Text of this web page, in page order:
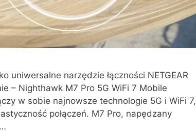
uniwersalne narzędzie łączności NETGEAR
– Nighthawk M7 Pro 5G WiFi 7 Mobile
w sobie najnowsze technologie 5G i WiFi 7,
połączeń. M7 Pro, napędzany